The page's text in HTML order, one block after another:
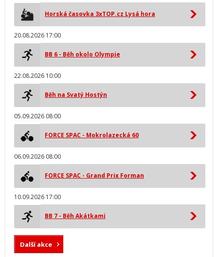
Horská časovka 3xTOP.cz Lysá hora
20.08.2026 17:00
BB 6 - Běh okolo Olympie
22.08.2026 10:00
Běh na Svatý Hostýn
05.09.2026 08:00
FORCE SPAC - Mokrolazecká 60
06.09.2026 08:00
FORCE SPAC - Grand Prix Forman
10.09.2026 17:00
BB 7 - Běh Akátkami
Další akce